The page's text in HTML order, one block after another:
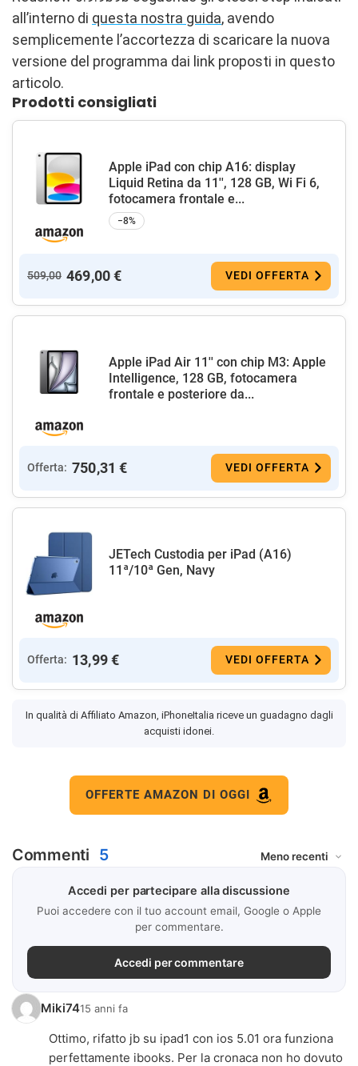
all’interno di questa nostra guida, avendo
semplicemente l’accortezza di scaricare la nuova
versione del programma dai link proposti in questo
articolo.
Prodotti consigliati
Apple iPad con chip A16: display
Liquid Retina da 11'', 128 GB, Wi Fi 6,
fotocamera frontale e...
−8%
509,00 469,00 € VEDI OFFERTA
Apple iPad Air 11'' con chip M3: Apple
Intelligence, 128 GB, fotocamera
frontale e posteriore da...
Offerta: 750,31 € VEDI OFFERTA
JETech Custodia per iPad (A16)
11ª/10ª Gen, Navy
Offerta: 13,99 € VEDI OFFERTA
In qualità di Affiliato Amazon, iPhoneItalia riceve un guadagno dagli
acquisti idonei.
OFFERTE AMAZON DI OGGI
Commenti 5
Accedi per partecipare alla discussione
Puoi accedere con il tuo account email, Google o Apple
per commentare.
Accedi per commentare
Miki7415 anni fa
Ottimo, rifatto jb su ipad1 con ios 5.01 ora funziona
perfettamente ibooks. Per la cronaca non ho dovuto